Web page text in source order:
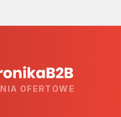
OFERTOWE